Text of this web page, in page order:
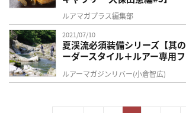
ルアマガプラス編集部
2021/07/10
夏渓流必須装備シリーズ【其
ーダースタイル＋ルアー専用
ルアーマガジンリバー(小倉智広)